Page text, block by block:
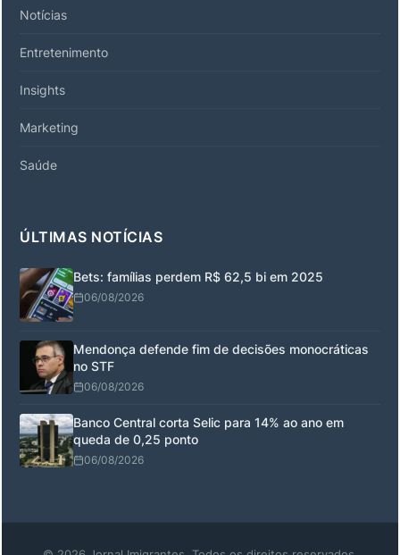
Notícias
Entretenimento
Insights
Marketing
Saúde
ÚLTIMAS NOTÍCIAS
Bets: famílias perdem R$ 62,5 bi em 2025
06/08/2026
Mendonça defende fim de decisões monocráticas
no STF
06/08/2026
Banco Central corta Selic para 14% ao ano em
queda de 0,25 ponto
06/08/2026